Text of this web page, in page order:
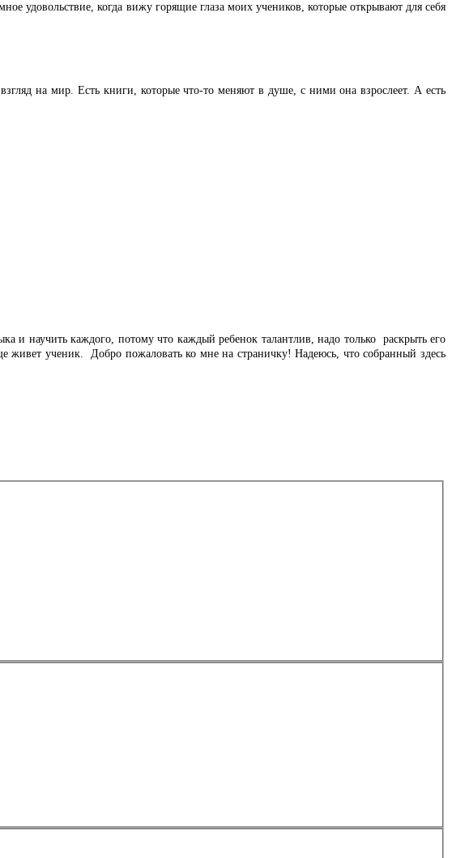
удовольствие, когда вижу горящие глаза моих учеников, которые открывают для себя
на мир. Есть книги, которые что-то меняют в душе, с ними она взрослеет. А есть
и научить каждого, потому что каждый ребенок талантлив, надо только раскрыть его
живет ученик. Добро пожаловать ко мне на страничку! Надеюсь, что собранный здесь